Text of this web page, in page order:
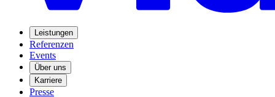
Leistungen
Referenzen
Events
Über uns
Karriere
Presse